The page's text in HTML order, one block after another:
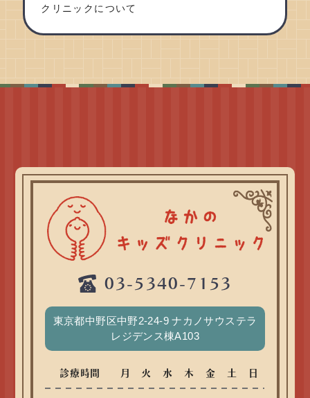
クリニックについて
03-5340-7153
東京都中野区中野2-24-9 ナカノサウステラ
レジデンス棟A103
診療時間 月 火 水 木 金 土 日